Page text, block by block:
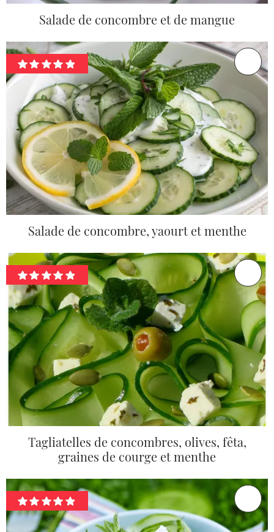
Salade de concombre et de mangue
Salade de concombre, yaourt et menthe
Tagliatelles de concombres, olives, fêta,
graines de courge et menthe